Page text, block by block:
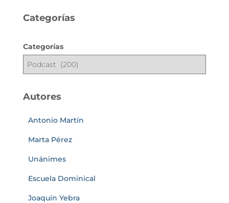
Categorías
Categorías
Autores
Antonio Martín
Marta Pérez
Unánimes
Escuela Dominical
Joaquín Yebra